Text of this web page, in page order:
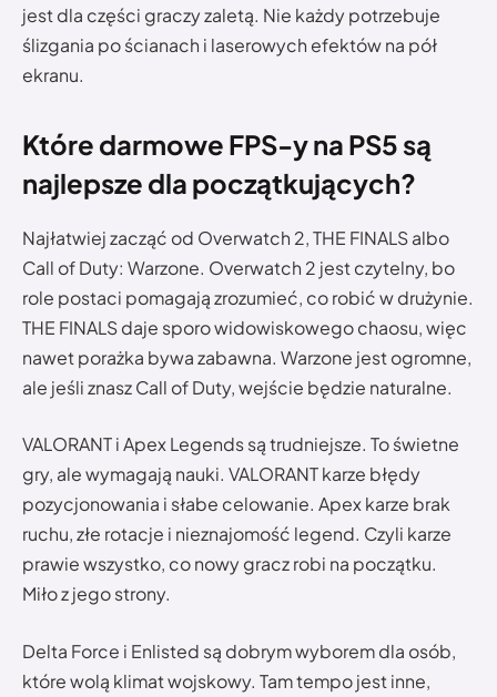
jest dla części graczy zaletą. Nie każdy potrzebuje
ślizgania po ścianach i laserowych efektów na pół
ekranu.
Które darmowe FPS-y na PS5 są
najlepsze dla początkujących?
Najłatwiej zacząć od Overwatch 2, THE FINALS albo
Call of Duty: Warzone. Overwatch 2 jest czytelny, bo
role postaci pomagają zrozumieć, co robić w drużynie.
THE FINALS daje sporo widowiskowego chaosu, więc
nawet porażka bywa zabawna. Warzone jest ogromne,
ale jeśli znasz Call of Duty, wejście będzie naturalne.
VALORANT i Apex Legends są trudniejsze. To świetne
gry, ale wymagają nauki. VALORANT karze błędy
pozycjonowania i słabe celowanie. Apex karze brak
ruchu, złe rotacje i nieznajomość legend. Czyli karze
prawie wszystko, co nowy gracz robi na początku.
Miło z jego strony.
Delta Force i Enlisted są dobrym wyborem dla osób,
które wolą klimat wojskowy. Tam tempo jest inne,